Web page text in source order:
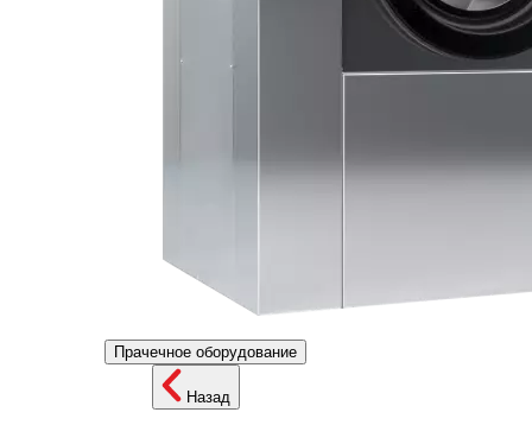
Прачечное оборудование
Назад